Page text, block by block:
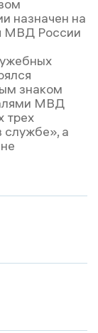
назначен на
МВД России
знаком
МВД
трех
службе», а